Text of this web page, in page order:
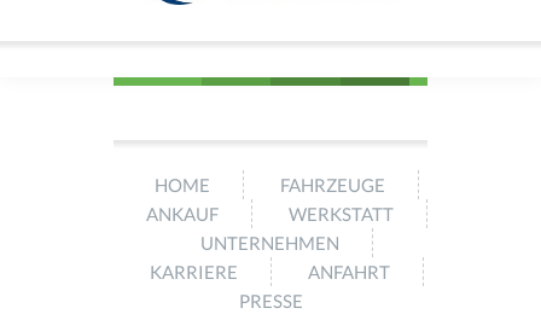
HOME
FAHRZEUGE
ANKAUF
WERKSTATT
UNTERNEHMEN
KARRIERE
ANFAHRT
PRESSE